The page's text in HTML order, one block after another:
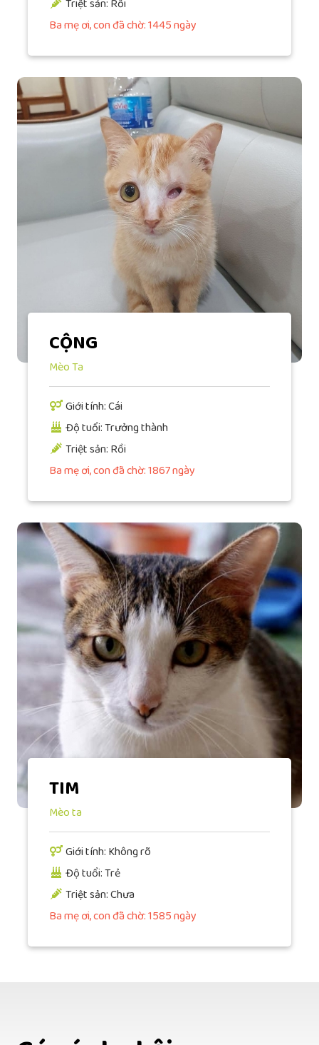
Triệt sản: Rồi
Ba mẹ ơi, con đã chờ: 1445 ngày
CỘNG
Mèo Ta
Giới tính: Cái
Độ tuổi: Trưởng thành
Triệt sản: Rồi
Ba mẹ ơi, con đã chờ: 1867 ngày
TIM
Mèo ta
Giới tính: Không rõ
Độ tuổi: Trẻ
Triệt sản: Chưa
Ba mẹ ơi, con đã chờ: 1585 ngày